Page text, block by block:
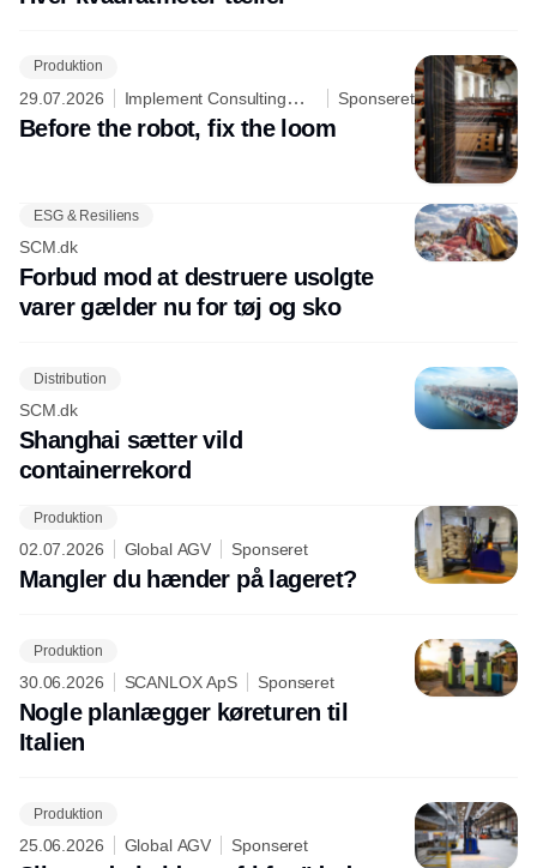
Produktion
29.07.2026
Implement Consulting
Group
Sponseret
Before the robot, fix the loom
ESG & Resiliens
SCM.dk
Forbud mod at destruere usolgte
varer gælder nu for tøj og sko
Distribution
SCM.dk
Shanghai sætter vild
containerrekord
Produktion
02.07.2026 Global AGV Sponseret
Mangler du hænder på lageret?
Produktion
30.06.2026 SCANLOX ApS Sponseret
Nogle planlægger køreturen til
Italien
Produktion
25.06.2026 Global AGV Sponseret